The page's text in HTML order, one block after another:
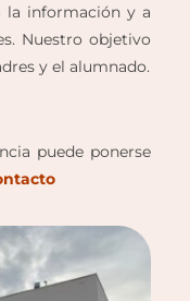
la información y a
Nuestro objetivo
y el alumnado.
puede ponerse